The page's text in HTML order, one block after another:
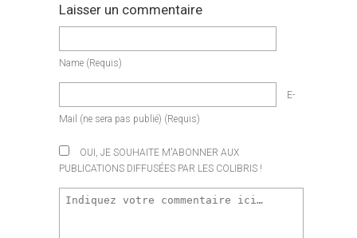
Laisser un commentaire
Name (requis)
E-
Mail (ne sera pas publié) (requis)
OUI, JE SOUHAITE M'ABONNER AUX
PUBLICATIONS DIFFUSÉES PAR LES COLIBRIS !